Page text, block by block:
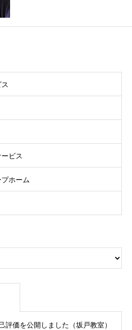
ビス
ホーム
評価を公開しました（坂戸教室）